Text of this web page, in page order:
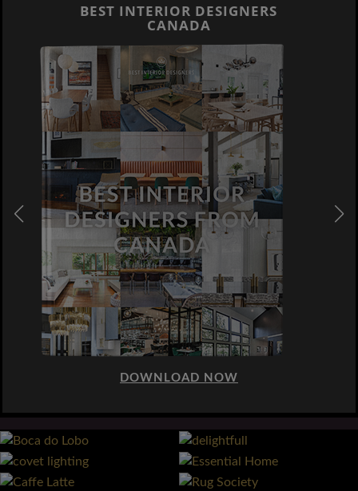
BEST INTERIOR DESIGNERS
CANADA
DOWNLOAD NOW